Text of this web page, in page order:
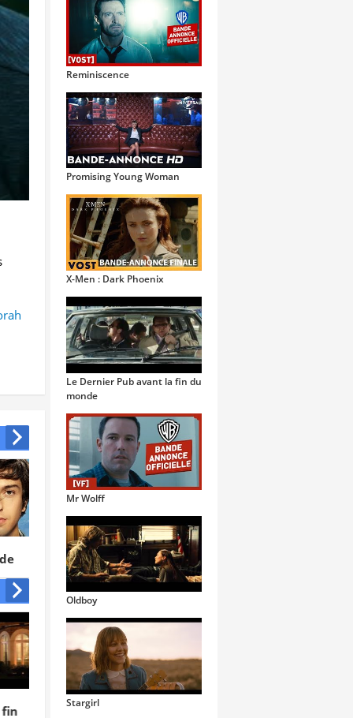
Les adoptés
Gatsby le
Magnifique
Nope
Reminiscence
Promising Young Woman
X-Men : Dark Phoenix
Le Dernier Pub avant la fin du
monde
Mr Wolff
Oldboy
Stargirl